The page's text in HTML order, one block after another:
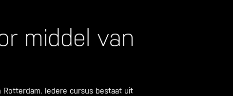
middel van
Iedere cursus bestaat uit